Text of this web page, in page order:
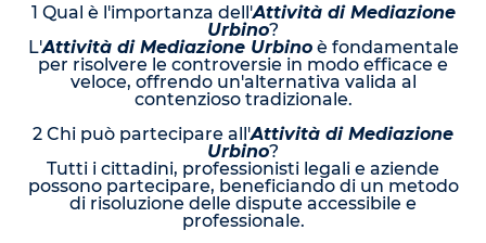
1 Qual è l'importanza dell'Attività di Mediazione
Urbino?
L'Attività di Mediazione Urbinoè fondamentale
per risolvere le controversie in modo efficace e
veloce, offrendo un'alternativa valida al
contenzioso tradizionale.
2 Chi può partecipare all'Attività di Mediazione
Urbino?
Tutti i cittadini, professionisti legali e aziende
possono partecipare, beneficiando di un metodo
di risoluzione delle dispute accessibile e
professionale.